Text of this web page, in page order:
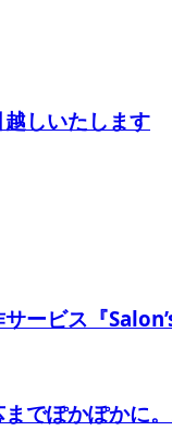
しいたします
ービス『
でぽかぽかに